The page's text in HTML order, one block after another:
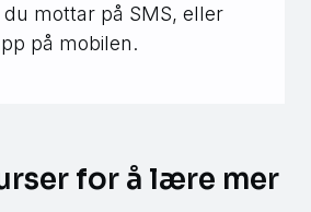
mottar på SMS, eller
på mobilen.
for å lære mer